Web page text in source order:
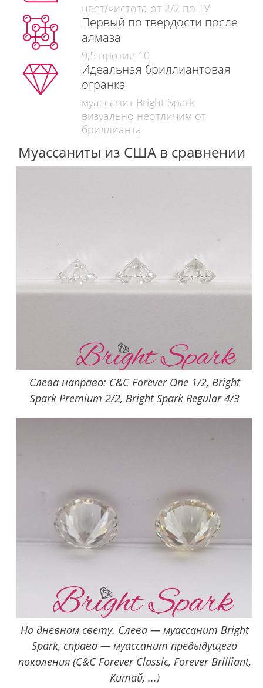
цвет/чистота от 2/2 по ТУ
Первый по твердости после
алмаза
9,5 против 10
Идеальная бриллиантовая
огранка
муассанит Bright Spark
визуально неотличим от
бриллианта
Муассаниты из США в сравнении
Слева направо: C&C Forever One 1/2, Bright
Spark Premium 2/2, Bright Spark Regular 4/3
На дневном свету. Слева — муассанит Bright
Spark, справа — муассанит предыдущего
поколения (C&C Forever Classic, Forever Brilliant,
Китай, ...)